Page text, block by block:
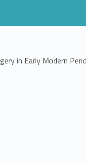
in Early Modern